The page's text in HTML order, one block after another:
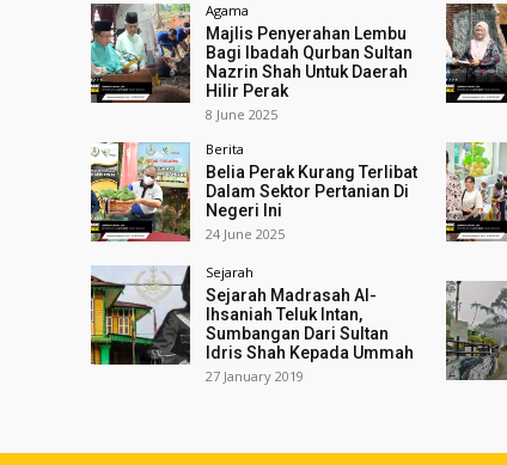
Agama
Majlis Penyerahan Lembu
Bagi Ibadah Qurban Sultan
Nazrin Shah Untuk Daerah
Hilir Perak
8 June 2025
Berita
Belia Perak Kurang Terlibat
Dalam Sektor Pertanian Di
Negeri Ini
24 June 2025
Sejarah
Sejarah Madrasah Al-
Ihsaniah Teluk Intan,
Sumbangan Dari Sultan
Idris Shah Kepada Ummah
27 January 2019